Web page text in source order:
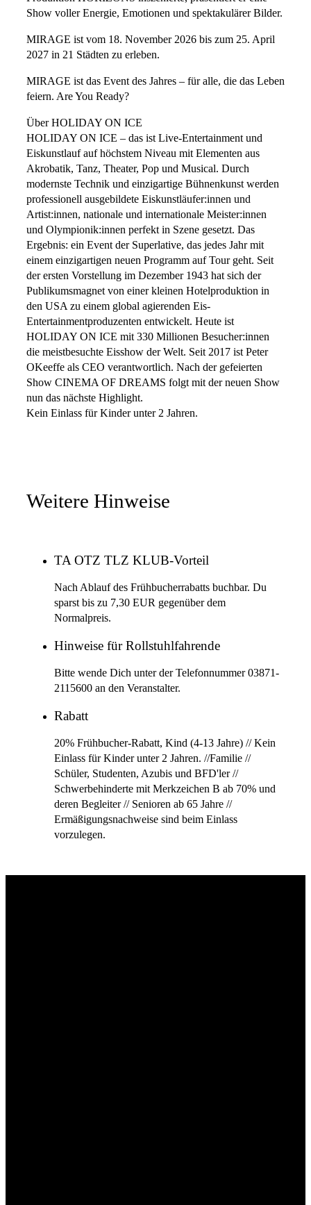
Show voller Energie, Emotionen und spektakulärer Bilder.
MIRAGE ist vom 18. November 2026 bis zum 25. April
2027 in 21 Städten zu erleben.
MIRAGE ist das Event des Jahres – für alle, die das Leben
feiern. Are You Ready?
Über HOLIDAY ON ICE
HOLIDAY ON ICE – das ist Live-Entertainment und
Eiskunstlauf auf höchstem Niveau mit Elementen aus
Akrobatik, Tanz, Theater, Pop und Musical. Durch
modernste Technik und einzigartige Bühnenkunst werden
professionell ausgebildete Eiskunstläufer:innen und
Artist:innen, nationale und internationale Meister:innen
und Olympionik:innen perfekt in Szene gesetzt. Das
Ergebnis: ein Event der Superlative, das jedes Jahr mit
einem einzigartigen neuen Programm auf Tour geht. Seit
der ersten Vorstellung im Dezember 1943 hat sich der
Publikumsmagnet von einer kleinen Hotelproduktion in
den USA zu einem global agierenden Eis-
Entertainmentproduzenten entwickelt. Heute ist
HOLIDAY ON ICE mit 330 Millionen Besucher:innen
die meistbesuchte Eisshow der Welt. Seit 2017 ist Peter
OKeeffe als CEO verantwortlich. Nach der gefeierten
Show CINEMA OF DREAMS folgt mit der neuen Show
nun das nächste Highlight.
Kein Einlass für Kinder unter 2 Jahren.
Weitere Hinweise
TA OTZ TLZ KLUB-Vorteil
Nach Ablauf des Frühbucherrabatts buchbar. Du
sparst bis zu 7,30 EUR gegenüber dem
Normalpreis.
Hinweise für Rollstuhlfahrende
Bitte wende Dich unter der Telefonnummer 03871-
2115600 an den Veranstalter.
Rabatt
20% Frühbucher-Rabatt, Kind (4-13 Jahre) // Kein
Einlass für Kinder unter 2 Jahren. //Familie //
Schüler, Studenten, Azubis und BFD'ler //
Schwerbehinderte mit Merkzeichen B ab 70% und
deren Begleiter // Senioren ab 65 Jahre //
Ermäßigungsnachweise sind beim Einlass
vorzulegen.